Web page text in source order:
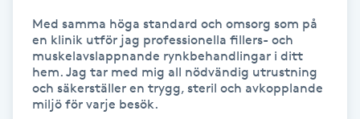
Fransar
Fransborttagning
Med samma höga standard och omsorg som på
en klinik utför jag professionella fillers- och
muskelavslappnande rynkbehandlingar i ditt
hem. Jag tar med mig all nödvändig utrustning
och säkerställer en trygg, steril och avkopplande
miljö för varje besök.